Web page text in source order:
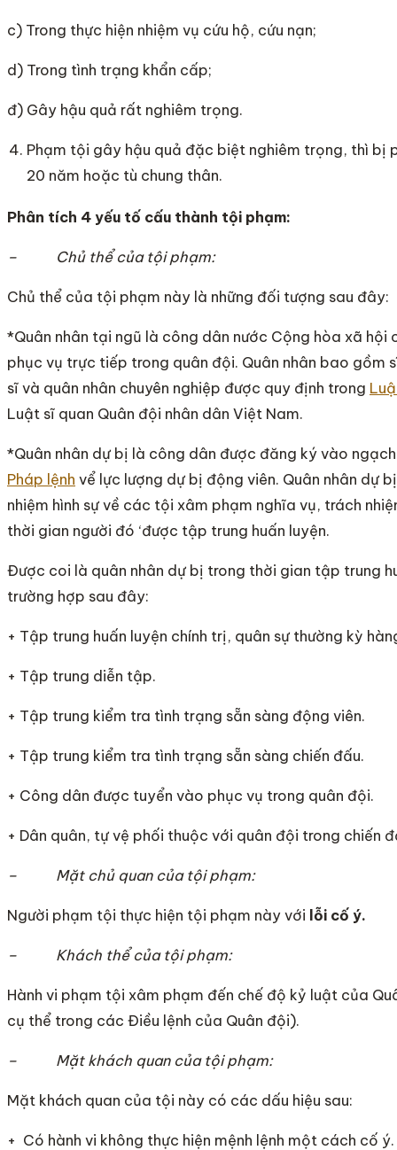
c) Trong thực hiện nhiệm vụ cứu hộ, cứu nạn;
d) Trong tình trạng khẩn cấp;
đ) Gây hậu quả rất nghiêm trọng.
Phạm tội gây hậu quả đặc biệt nghiêm trọng, thì bị
20 năm hoặc tù chung thân.
Phân tích 4 yếu tố cấu thành tội phạm:
– Chủ thể của tội phạm:
Chủ thể của tội phạm này là những đối tượng sau đây:
*Quân nhân tại ngũ là công dân nước Cộng hòa xã hội
phục vụ trực tiếp trong quân đội. Quân nhân bao gồm
sĩ và quân nhân chuyên nghiệp được quy định trong
Luật sĩ quan Quân đội nhân dân Việt Nam.
*Quân nhân dự bị là công dân được đăng ký vào
Pháp lệnh vể lực lượng dự bị động viên. Quân nhân dự
nhiệm hình sự về các tội xâm phạm nghĩa vụ, trách
thời gian người đó ‘được tập trung huấn luyện.
Được coi là quân nhân dự bị trong thời gian tập trung
trường hợp sau đây:
+ Tập trung huấn luyện chính trị, quân sự thường kỳ
+ Tập trung diễn tập.
+ Tập trung kiểm tra tình trạng sẵn sàng động viên.
+ Tập trung kiểm tra tình trạng sẵn sàng chiến đấu.
+ Công dân được tuyển vào phục vụ trong quân đội.
+ Dân quân, tự vệ phối thuộc với quân đội trong chiến
– Mặt chủ quan của tội phạm:
Người phạm tội thực hiện tội phạm này với lỗi cố ý.
– Khách thể của tội phạm:
Hành vi phạm tội xâm phạm đến chế độ kỷ luật của
cụ thể trong các Điều lệnh của Quân đội).
– Mặt khách quan của tội phạm:
Mặt khách quan của tội này có các dấu hiệu sau:
+ Có hành vi không thực hiện mệnh lệnh một cách cố